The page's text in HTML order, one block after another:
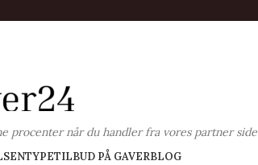
procenter når du handler fra vores partner side
TYPETILBUD PÅ GAVERBLOG